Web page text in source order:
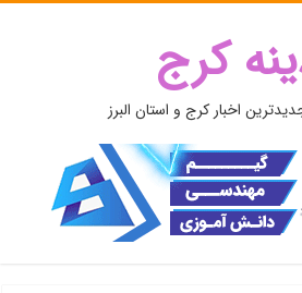
کرج
اخبار کرج و استان البرز